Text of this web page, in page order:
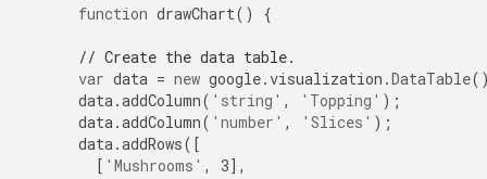
function drawChart() {
// Create the data table.
var data = new google.visualization .DataTable
data.addColumn( 'string' , 'Topping' );
data.addColumn( 'number' , 'Slices' );
data.addRows([
[ 'Mushrooms' , 3],